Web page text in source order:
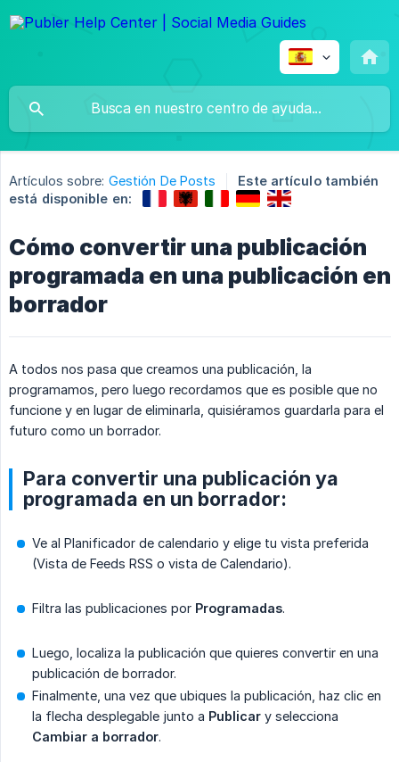
Artículos sobre: Gestión De Posts
Este artículo también
está disponible en:
Cómo convertir una publicación
programada en una publicación en
borrador
A todos nos pasa que creamos una publicación, la
programamos, pero luego recordamos que es posible que no
funcione y en lugar de eliminarla, quisiéramos guardarla para el
futuro como un borrador.
Para convertir una publicación ya
programada en un borrador:
Ve al Planificador de calendario y elige tu vista preferida
(Vista de Feeds RSS o vista de Calendario).
Filtra las publicaciones por Programadas.
Luego, localiza la publicación que quieres convertir en una
publicación de borrador.
Finalmente, una vez que ubiques la publicación, haz clic en
la flecha desplegable junto a Publicar y selecciona
Cambiar a borrador.